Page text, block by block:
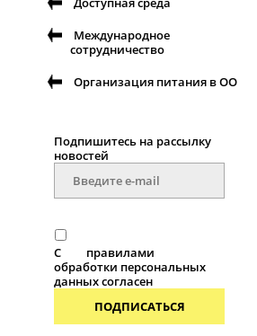
Международное
сотрудничество
Организация питания в ОО
Подпишитесь на рассылку
новостей
С
правилами
обработки персональных
данных согласен
ПОДПИСАТЬСЯ